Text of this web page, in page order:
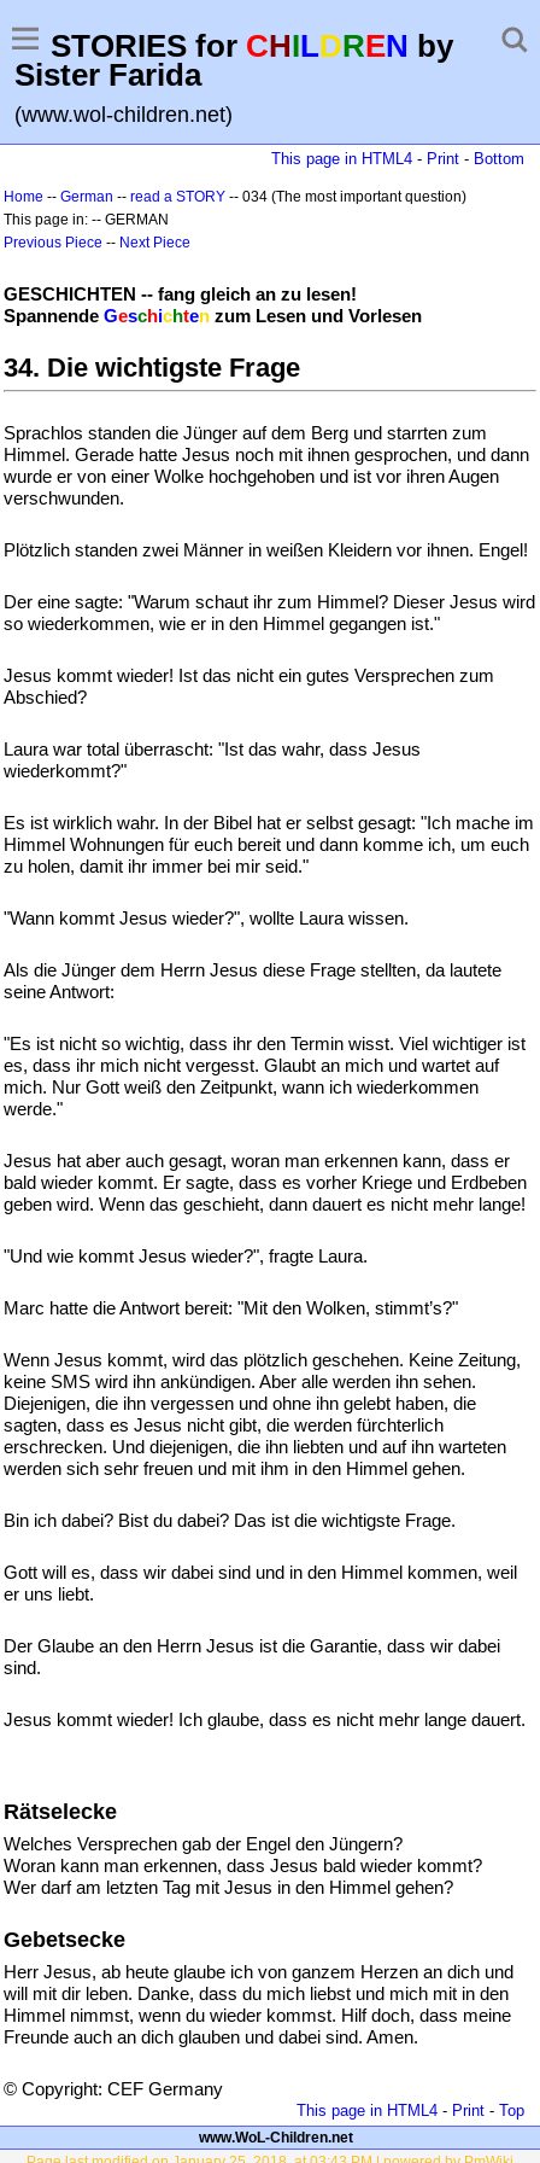
STORIES for CHILDREN by
Sister Farida
(www.wol-children.net)
This page in HTML4 - Print - Bottom
Home -- German -- read a STORY -- 034 (The most important question)
This page in: -- GERMAN
Previous Piece -- Next Piece
GESCHICHTEN -- fang gleich an zu lesen!
Spannende Geschichten zum Lesen und Vorlesen
34. Die wichtigste Frage
Sprachlos standen die Jünger auf dem Berg und starrten zum
Himmel. Gerade hatte Jesus noch mit ihnen gesprochen, und dann
wurde er von einer Wolke hochgehoben und ist vor ihren Augen
verschwunden.
Plötzlich standen zwei Männer in weißen Kleidern vor ihnen. Engel!
Der eine sagte: "Warum schaut ihr zum Himmel? Dieser Jesus wird
so wiederkommen, wie er in den Himmel gegangen ist."
Jesus kommt wieder! Ist das nicht ein gutes Versprechen zum
Abschied?
Laura war total überrascht: "Ist das wahr, dass Jesus
wiederkommt?"
Es ist wirklich wahr. In der Bibel hat er selbst gesagt: "Ich mache im
Himmel Wohnungen für euch bereit und dann komme ich, um euch
zu holen, damit ihr immer bei mir seid."
"Wann kommt Jesus wieder?", wollte Laura wissen.
Als die Jünger dem Herrn Jesus diese Frage stellten, da lautete
seine Antwort:
"Es ist nicht so wichtig, dass ihr den Termin wisst. Viel wichtiger ist
es, dass ihr mich nicht vergesst. Glaubt an mich und wartet auf
mich. Nur Gott weiß den Zeitpunkt, wann ich wiederkommen
werde."
Jesus hat aber auch gesagt, woran man erkennen kann, dass er
bald wieder kommt. Er sagte, dass es vorher Kriege und Erdbeben
geben wird. Wenn das geschieht, dann dauert es nicht mehr lange!
"Und wie kommt Jesus wieder?", fragte Laura.
Marc hatte die Antwort bereit: "Mit den Wolken, stimmt’s?"
Wenn Jesus kommt, wird das plötzlich geschehen. Keine Zeitung,
keine SMS wird ihn ankündigen. Aber alle werden ihn sehen.
Diejenigen, die ihn vergessen und ohne ihn gelebt haben, die
sagten, dass es Jesus nicht gibt, die werden fürchterlich
erschrecken. Und diejenigen, die ihn liebten und auf ihn warteten
werden sich sehr freuen und mit ihm in den Himmel gehen.
Bin ich dabei? Bist du dabei? Das ist die wichtigste Frage.
Gott will es, dass wir dabei sind und in den Himmel kommen, weil
er uns liebt.
Der Glaube an den Herrn Jesus ist die Garantie, dass wir dabei
sind.
Jesus kommt wieder! Ich glaube, dass es nicht mehr lange dauert.
Rätselecke
Welches Versprechen gab der Engel den Jüngern?
Woran kann man erkennen, dass Jesus bald wieder kommt?
Wer darf am letzten Tag mit Jesus in den Himmel gehen?
Gebetsecke
Herr Jesus, ab heute glaube ich von ganzem Herzen an dich und
will mit dir leben. Danke, dass du mich liebst und mich mit in den
Himmel nimmst, wenn du wieder kommst. Hilf doch, dass meine
Freunde auch an dich glauben und dabei sind. Amen.
© Copyright: CEF Germany
This page in HTML4 - Print - Top
www.WoL-Children.net